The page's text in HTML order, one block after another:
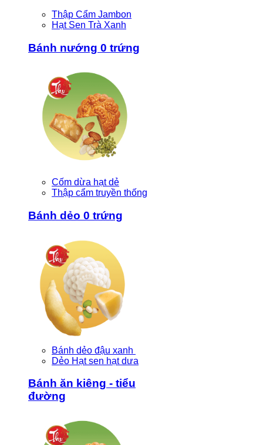
Thập Cẩm Jambon
Hạt Sen Trà Xanh
Bánh nướng 0 trứng
Cốm dừa hạt dẻ
Thập cẩm truyền thống
Bánh dẻo 0 trứng
Bánh dẻo đậu xanh
Dẻo Hạt sen hạt dưa
Bánh ăn kiêng - tiểu
đường